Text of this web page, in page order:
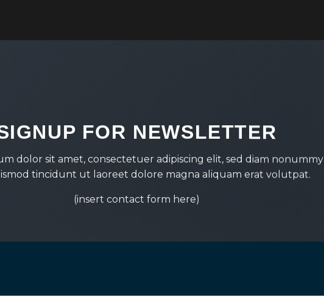
FOR NEWSLETTER
dolor sit amet, consectetuer adipiscing elit, sed diam nonummy
tincidunt ut laoreet dolore magna aliquam erat volutpat.
(insert contact form here)